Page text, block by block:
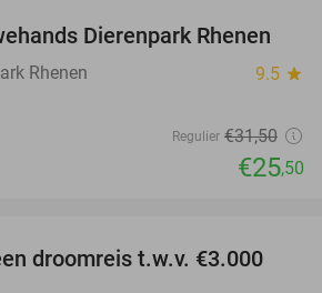
19%
Dierenpark Rhenen
Rhenen 9.5 star
Regulier €31,50
€25,50
droomreis t.w.v. €3.000